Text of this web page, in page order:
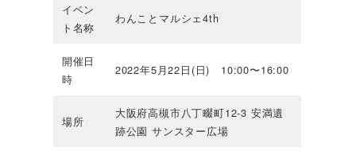
イベン
ト名称
わんことマルシェ4th
開催日
時
2022年5月22日(日) 10:00〜16:00
場所
大阪府高槻市八丁畷町12-3 安満遺
跡公園 サンスター広場